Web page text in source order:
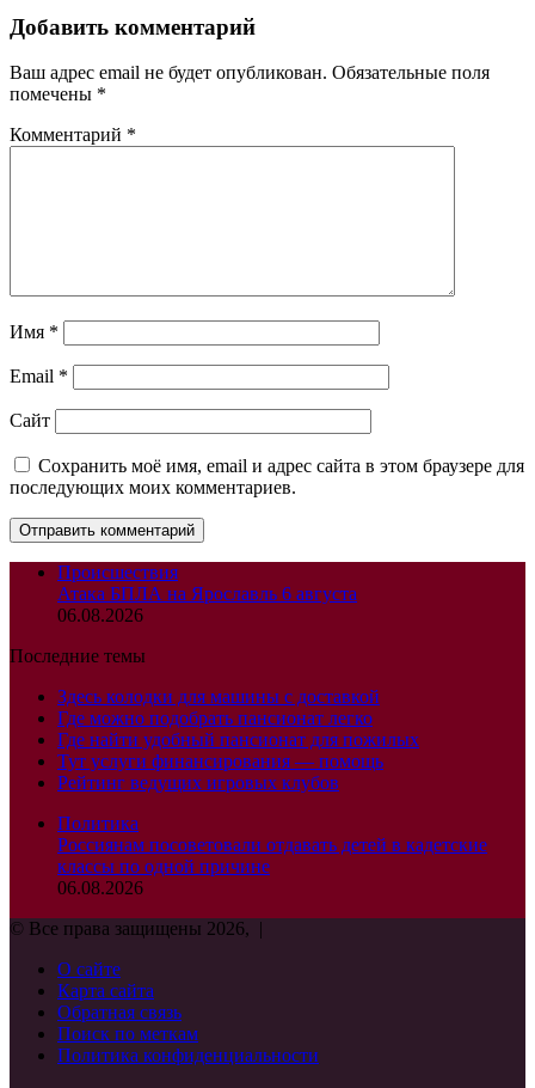
Добавить комментарий
Ваш адрес email не будет опубликован. Обязательные поля
помечены *
Комментарий *
Имя *
Email *
Сайт
Сохранить моё имя, email и адрес сайта в этом браузере для
последующих моих комментариев.
Происшествия
Атака БПЛА на Ярославль 6 августа
06.08.2026
Последние темы
Здесь колодки для машины с доставкой
Где можно подобрать пансионат легко
Где найти удобный пансионат для пожилых
Тут услуги финансирования — помощь
Рейтинг ведущих игровых клубов
Политика
Россиянам посоветовали отдавать детей в кадетские
классы по одной причине
06.08.2026
© Все права защищены 2026, |
О сайте
Карта сайта
Обратная связь
Поиск по меткам
Политика конфиденциальности